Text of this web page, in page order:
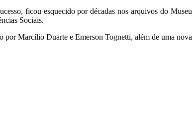
ficou esquecido por décadas nos arquivos do Museu
Sociais.
por Marcílio Duarte e Emerson Tognetti, além de uma nova